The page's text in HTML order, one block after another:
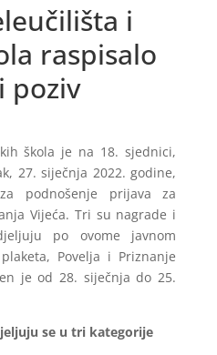
i
raspisalo
poziv
škola je na 18. sjednici,
27. siječnja 2022. godine,
podnošenje prijava za
Vijeća. Tri su nagrade i
po ovome javnom
Povelja i Priznanje
je od 28. siječnja do 25.
se u tri kategorije